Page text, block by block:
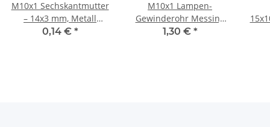
M10x1 Sechskantmutter
– 14x3 mm, Metall
verzinkt
0,14 € *
M10x1 Lampen-
Gewinderohr Messing
roh – 70 mm Länge,
1,30 € *